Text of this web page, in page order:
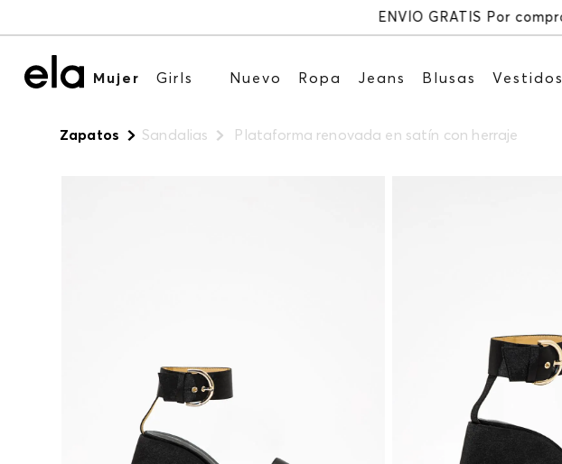
Mujer Girls Nuevo Ropa Jeans Blusas Vestidos
Zapatos Sandalias Plataforma renovada en satín con herraje